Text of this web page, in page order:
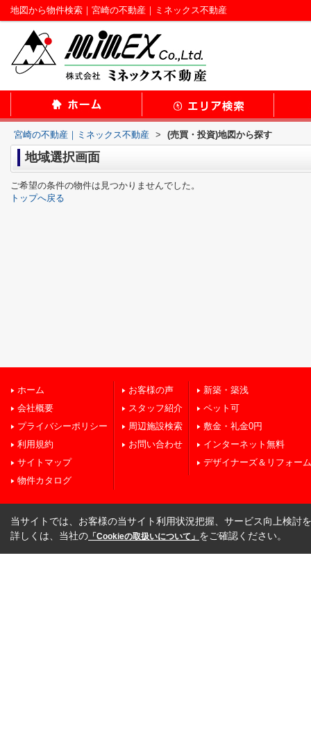
地図から物件検索｜宮崎の不動産｜ミネックス不動産
宮崎の不動産｜ミネックス不動産 > (売買・投資)地図から探す
地域選択画面
ご希望の条件の物件は見つかりませんでした。
トップへ戻る
ホーム
会社概要
プライバシーポリシー
利用規約
サイトマップ
物件カタログ
お客様の声
スタッフ紹介
周辺施設検索
お問い合わせ
新築・築浅
ペット可
敷金・礼金0円
インターネット無料
デザイナーズ＆リフォー
当サイトでは、お客様の当サイト利用状況把握、サービス向上検討
詳しくは、当社の 「Cookieの取扱いについて」 をご確認ください。